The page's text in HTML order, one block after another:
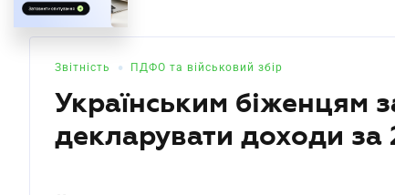
Звітність • ПДФО та військовий збір
Українським біженцям
декларувати доходи за